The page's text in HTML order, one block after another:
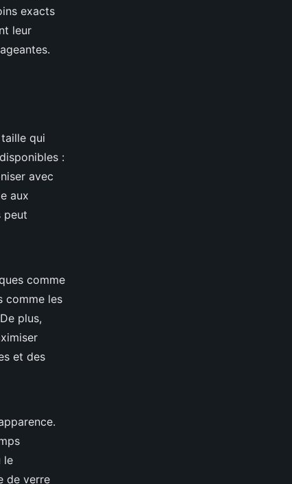
exacts
leur
qui
:
avec
aux
peut
comme
comme les
plus,
et des
le
de verre